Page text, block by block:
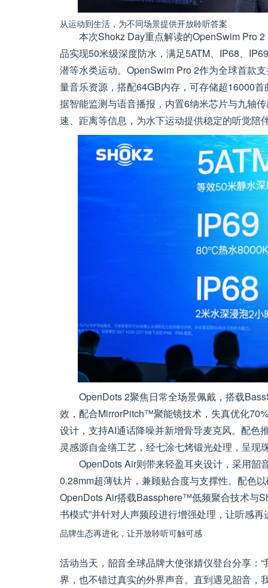
从运动到生活，为不同场景提供开放聆听答案
本次Shokz Day重点解读的OpenSwim Pro
品实现50米级深度防水，满足5ATM、IP68、
潜等水类运动。OpenSwim Pro 2作为全球首款
量音乐资源，搭配64GB内存，可存储超16000
据智能监测与语音播报，内置6纳米芯片与九轴
速、距离等信息，为水下运动提供稳定的听觉陪
OpenDots 2聚焦日常全场景佩戴，搭载
效，配合MirrorPitch™聚能镜技术，失真优化
设计，支持AI通话降噪并新增骨导麦克风。配色
灵感源自金缮工艺，经七涂七烤锻光处理，呈现
OpenDots Air则带来轻盈耳夹设计，采用韶
0.28mm超薄钛片，兼顾贴合度与支撑性。配色
OpenDots Air搭载Bassphere™低频聚合技术与
书模式”并针对人声频段进行增强处理，让听感
品牌生态再进化，让开放聆听可触可感
活动当天，韶音全球品牌大使张婧仪登台分享
界，也不错过真实的外界声音。直到遇见韶音，